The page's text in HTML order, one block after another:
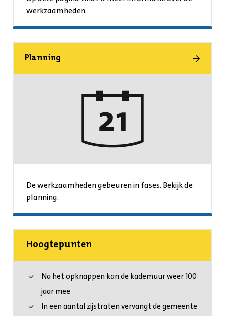
werkzaamheden.
Planning
De werkzaamheden gebeuren in fases. Bekijk de
planning.
Hoogtepunten
Na het opknappen kan de kademuur weer 100
jaar mee
In een aantal zijstraten vervangt de gemeente